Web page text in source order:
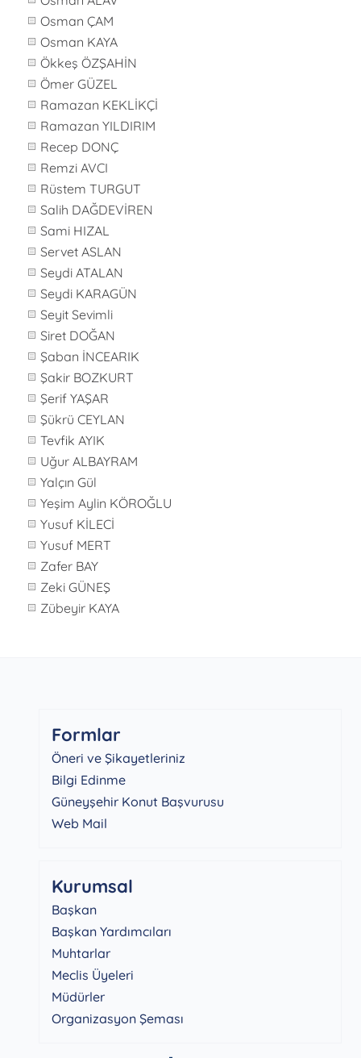
Osman ÇAM
Osman KAYA
Ökkeş ÖZŞAHİN
Ömer GÜZEL
Ramazan KEKLİKÇİ
Ramazan YILDIRIM
Recep DONÇ
Remzi AVCI
Rüstem TURGUT
Salih DAĞDEVİREN
Sami HIZAL
Servet ASLAN
Seydi ATALAN
Seydi KARAGÜN
Seyit Sevimli
Siret DOĞAN
Şaban İNCEARIK
Şakir BOZKURT
Şerif YAŞAR
Şükrü CEYLAN
Tevfik AYIK
Uğur ALBAYRAM
Yalçın Gül
Yeşim Aylin KÖROĞLU
Yusuf KİLECİ
Yusuf MERT
Zafer BAY
Zeki GÜNEŞ
Zübeyir KAYA
Formlar
Öneri ve Şikayetleriniz
Bilgi Edinme
Güneyşehir Konut Başvurusu
Web Mail
Kurumsal
Başkan
Başkan Yardımcıları
Muhtarlar
Meclis Üyeleri
Müdürler
Organizasyon Şeması